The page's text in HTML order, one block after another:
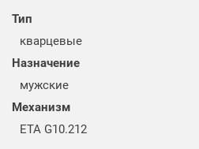
Тип
кварцевые
Назначение
мужские
Механизм
ETA G10.212